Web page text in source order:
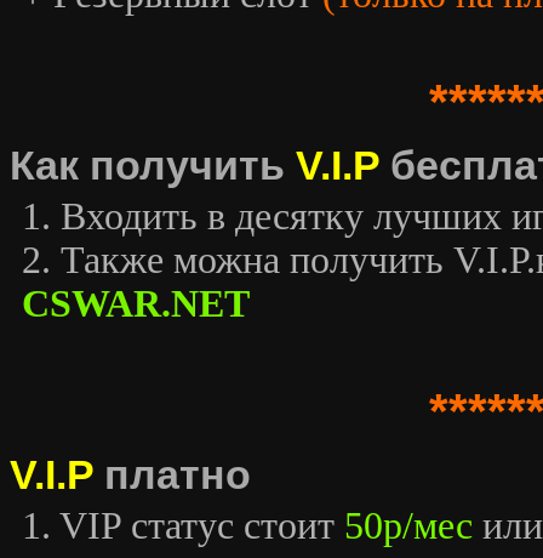
Как получить V.I.P
1. Входить в десятку лучших
2. Также можна получить
CSWAR.NET
V.I.P платно
1. VIP статус стоит 50р/мес